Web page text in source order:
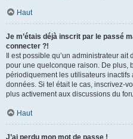
Haut
Je m’étais déjà inscrit par le passé
connecter ?!
Il est possible qu’un administrateur
pour une quelconque raison. De plus,
périodiquement les utilisateurs
données. Si tel était le cas, inscrivez-
plus activement aux discussions du
Haut
J’ai perdu mon mot de passe !